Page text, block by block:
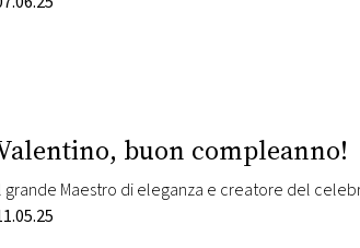
buon compleanno!
grande Maestro di eleganza e creatore del